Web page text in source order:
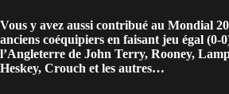
Vous y avez aussi contribué au Mondial
anciens coéquipiers en faisant jeu égal (0-
l’Angleterre de John Terry, Rooney,
Heskey, Crouch et les autres…